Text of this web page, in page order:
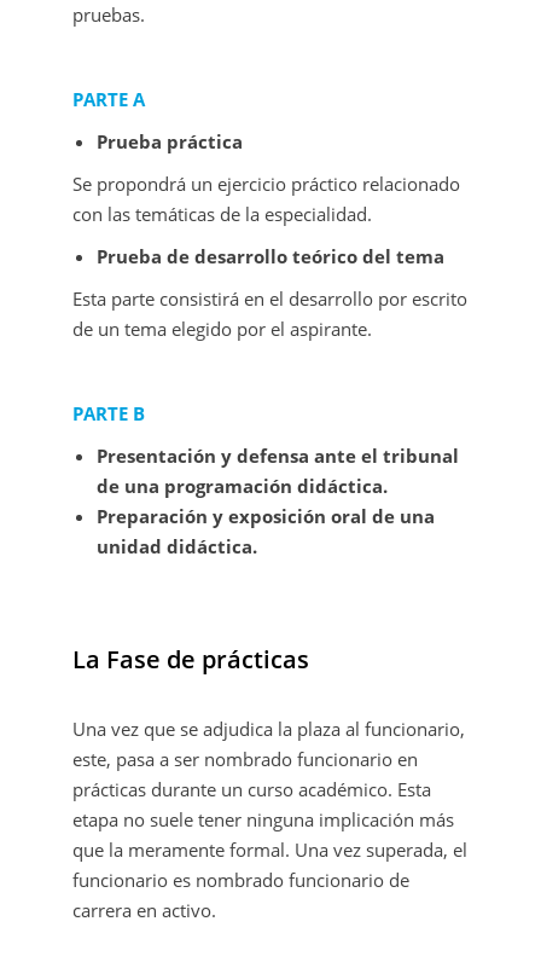
pruebas.
PARTE A
Prueba práctica
Se propondrá un ejercicio práctico relacionado
con las temáticas de la especialidad.
Prueba de desarrollo teórico del tema
Esta parte consistirá en el desarrollo por escrito
de un tema elegido por el aspirante.
PARTE B
Presentación y defensa ante el tribunal
de una programación didáctica.
Preparación y exposición oral de una
unidad didáctica.
La Fase de prácticas
Una vez que se adjudica la plaza al funcionario,
este, pasa a ser nombrado funcionario en
prácticas durante un curso académico. Esta
etapa no suele tener ninguna implicación más
que la meramente formal. Una vez superada, el
funcionario es nombrado funcionario de
carrera en activo.